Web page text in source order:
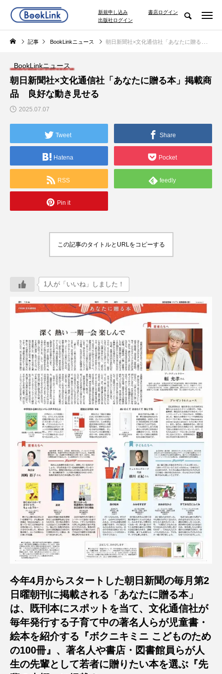
新規申し込み
書店ログイン
出版社ログイン
記事 BookLinkニュース 朝日新聞社×文化通信社「あなたに贈る本」掲載商品 良好な動き見せる
BookLinkニュース
朝日新聞社×文化通信社「あなたに贈る本」掲載商
品 良好な動き見せる
2025.07.07
Tweet Share
Hatena Pocket
RSS feedly
Pin it
この記事のタイトルとURLをコピーする
1人が「いいね」しました！
今年4月からスタートした朝日新聞の毎月第2
日曜朝刊に掲載される「あなたに贈る本」
は、既刊本にスポットを当て、文化通信社が
毎年発行する子育て中の著名人らが児童書・
絵本を紹介する『ボクニキミニ こどものため
の100冊』、著名人や書店・図書館員らが人
生の先輩として若者に贈りたい本を選ぶ『先